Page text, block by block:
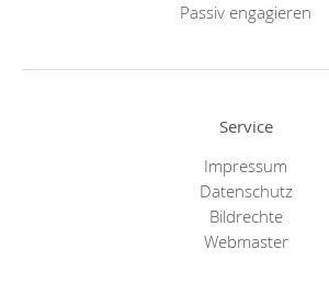
Passiv engagieren
Service
Impressum
Datenschutz
Bildrechte
Webmaster